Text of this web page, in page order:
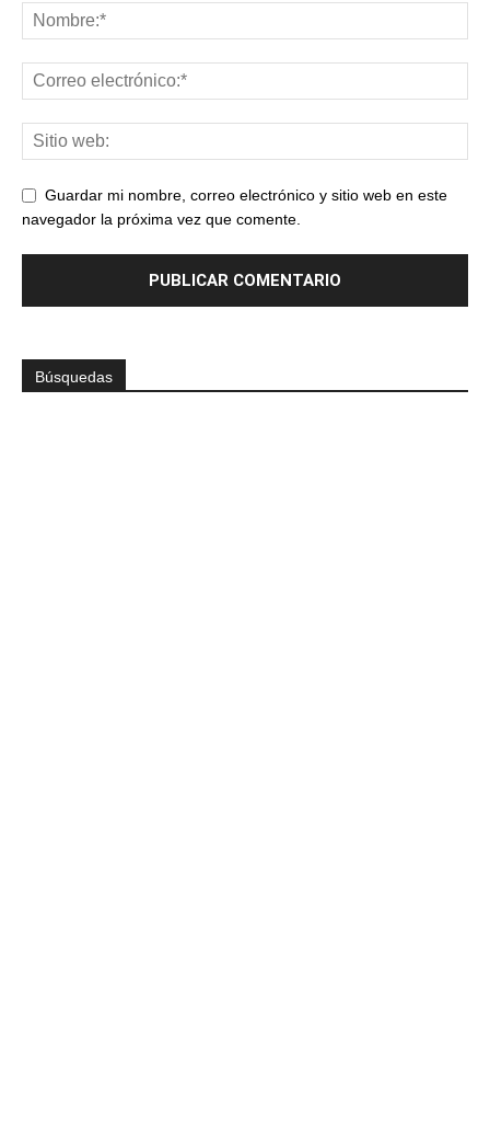
Guardar mi nombre, correo electrónico y sitio web en este
navegador la próxima vez que comente.
Búsquedas